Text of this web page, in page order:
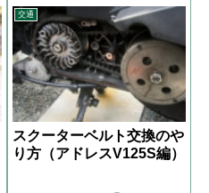
交通
スクーターベルト交換のや
り方（アドレスV125S編）